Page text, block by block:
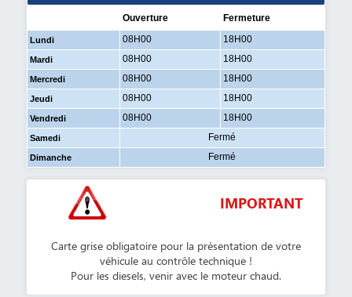
Ouverture Fermeture
Lundi 08H00 18H00
Mardi 08H00 18H00
Mercredi 08H00 18H00
Jeudi 08H00 18H00
Vendredi 08H00 18H00
Samedi Fermé
Dimanche Fermé
IMPORTANT
Carte grise obligatoire pour la présentation de votre
véhicule au contrôle technique !
Pour les diesels, venir avec le moteur chaud.